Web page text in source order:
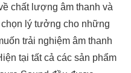
chất lượng âm thanh và
lý tưởng cho những
trải nghiệm âm thanh
tại tất cả các sản phẩm